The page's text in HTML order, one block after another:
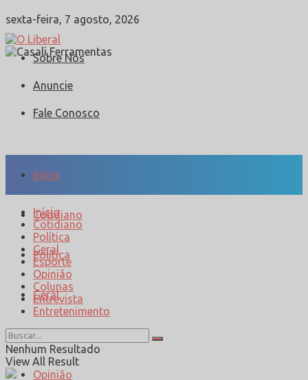
sexta-feira, 7 agosto, 2026
Sobre Nós
Anuncie
Fale Conosco
Início
Cotidiano
Política
Geral
Esporte
Opinião
Início
Cotidiano
Política
Geral
Esporte
Opinião
Colunas
Entrevista
Entretenimento
Nenhum Resultado
View All Result